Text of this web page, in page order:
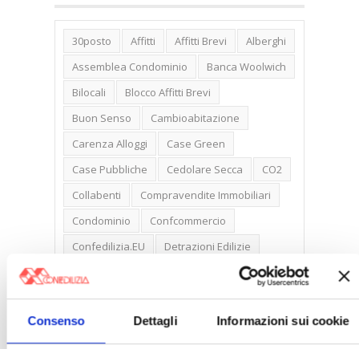
Consenso Dettagli Informazioni sui cookie
30posto Affitti Affitti Brevi
Alberghi
Assemblea Condominio
Banca Woolwich
Bilocali
Blocco Affitti Brevi
Buon Senso
Cambioabitazione
Carenza Alloggi
Case Green
Case Pubbliche
Cedolare Secca
CO2
Collabenti
Compravendite Immobiliari
Condominio
Confcommercio
Confedilizia.EU
Detrazioni Edilizie
Firenze
Gabetti Spa
Green Deal
Green Party
Ideologia Green
Irregolarità Formali